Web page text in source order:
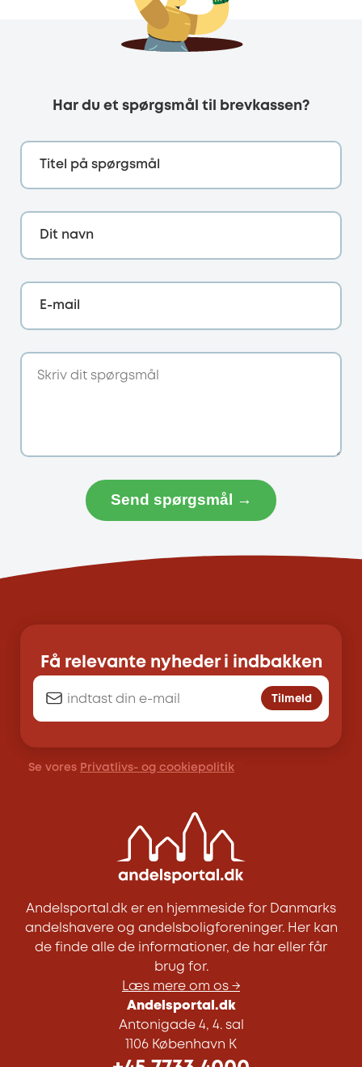
Har du et spørgsmål til brevkassen?
Titel på spørgsmål
Dit navn
E-mail
Send spørgsmål →
Få relevante nyheder i indbakken
Tilmeld
Se vores Privatlivs- og cookiepolitik
Andelsportal.dk er en hjemmeside for Danmarks
andelshavere og andelsboligforeninger. Her kan
de finde alle de informationer, de har eller får
brug for.
Læs mere om os →
Andelsportal.dk
Antonigade 4, 4. sal
1106 København K